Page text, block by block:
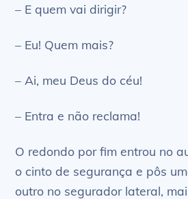
– E quem vai dirigir?
– Eu! Quem mais?
– Ai, meu Deus do céu!
– Entra e não reclama!
O redondo por fim entrou no
o cinto de segurança e pôs
outro no segurador lateral,